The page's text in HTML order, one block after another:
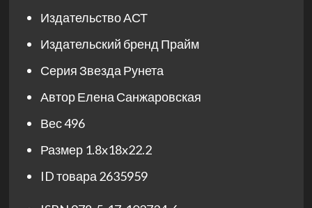
ИздательствоАСТ
Издательский бренд Прайм
СерияЗвезда Рунета
АвторЕлена Санжаровская
Вес496
Размер 1.8x18x22.2
ID товара 2635959